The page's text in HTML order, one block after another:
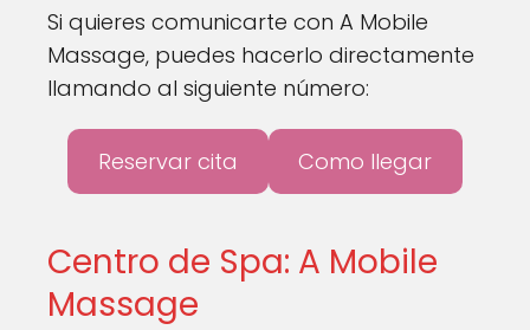
Si quieres comunicarte con A Mobile
Massage, puedes hacerlo directamente
llamando al siguiente número:
Reservar cita Como llegar
Centro de Spa: A Mobile
Massage